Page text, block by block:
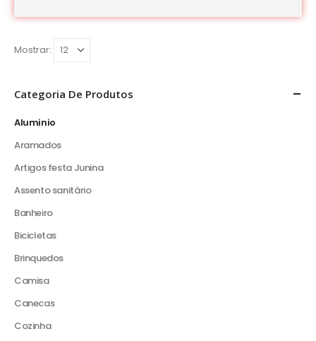
Mostrar:
Categoria De Produtos
Aluminio
Aramados
Artigos festa Junina
Assento sanitário
Banheiro
Bicicletas
Brinquedos
Camisa
Canecas
Cozinha